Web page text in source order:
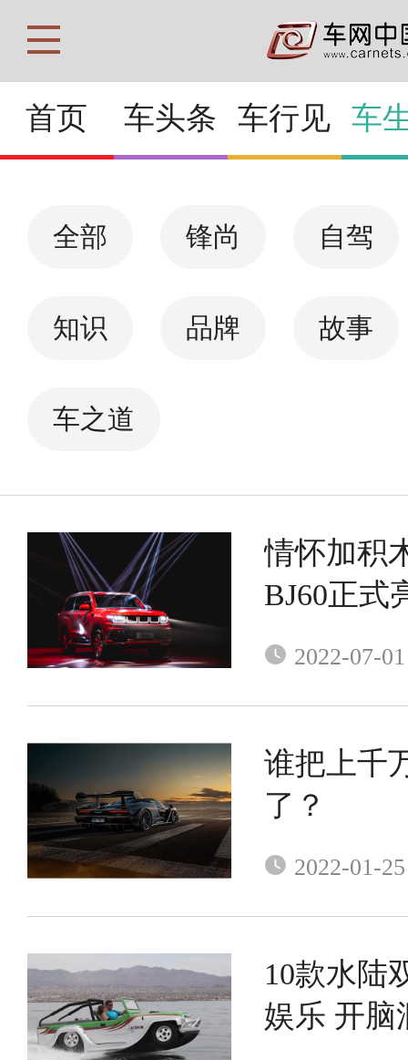
首页 车头条 车行见 车
全部 锋尚 自驾
知识 品牌 故事
车之道
情怀加积
BJ60正式
2022-07-01
谁把上千
了？
2022-01-25
10款水陆
娱乐 开脑